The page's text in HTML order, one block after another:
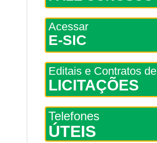
Acessar
E-SIC
Editais e Contratos de
LICITAÇÕES
Telefones
ÚTEIS